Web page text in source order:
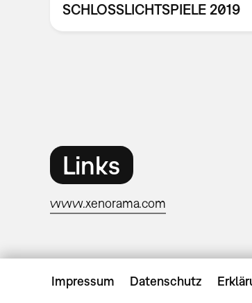
SCHLOSSLICHTSPIELE 2019
Links
www.xenorama.com
Impressum Datenschutz